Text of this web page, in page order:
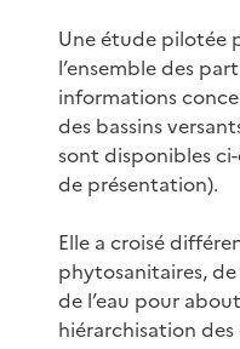
Une étude pilotée
l’ensemble des
informations
des bassins
sont disponibles
de présentation).
Elle a croisé
phytosanitaires,
de l’eau pour
hiérarchisation des